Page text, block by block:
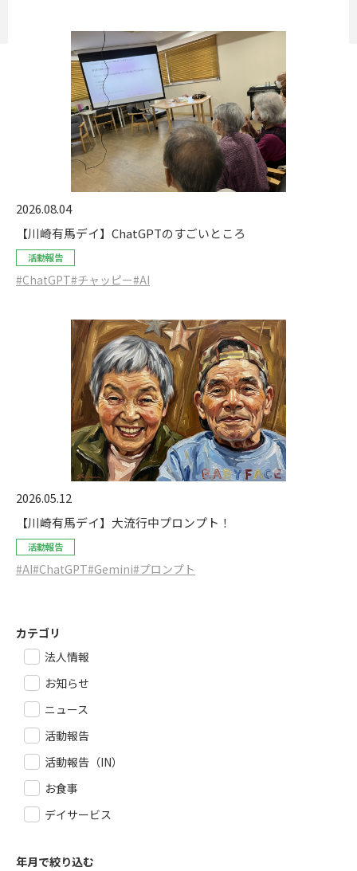
2026.08.04
【川崎有馬デイ】ChatGPTのすごいところ
活動報告
#ChatGPT#チャッピー#AI
2026.05.12
【川崎有馬デイ】大流行中プロンプト！
活動報告
#AI#ChatGPT#Gemini#プロンプト
カテゴリ
法人情報
お知らせ
ニュース
活動報告
活動報告（IN）
お食事
デイサービス
年月で絞り込む